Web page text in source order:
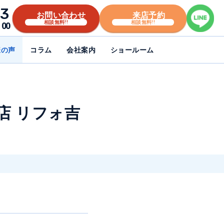
お問い合わせ
相談無料!!
来店予約
相談無料!!
声 コラム 会社案内 ショールーム
リフォ吉